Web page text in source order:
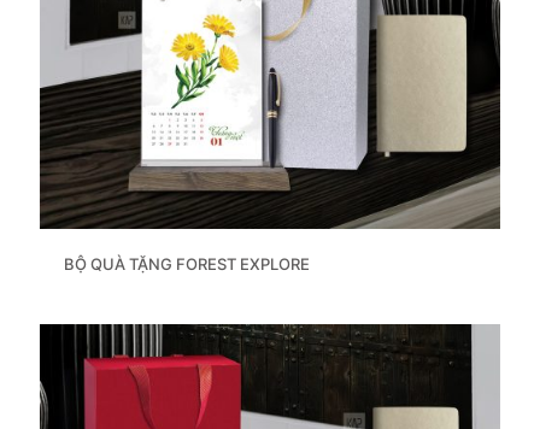
BỘ QUÀ TẶNG FOREST EXPLORE